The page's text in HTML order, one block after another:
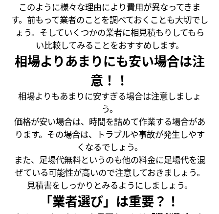
このように様々な理由により費用が異なってきま
す。前もって業者のことを調べておくことも大切でし
ょう。そしていくつかの業者に相見積もりしてもら
い比較してみることをおすすめします。
相場よりあまりにも安い場合は注
意！！
相場よりもあまりに安すぎる場合は注意しましょ
う。
価格が安い場合は、時間を詰めて作業する場合があ
ります。その場合は、トラブルや事故が発生しやす
くなるでしょう。
また、足場代無料というのも他の料金に足場代を混
ぜている可能性が高いので注意しておきましょう。
見積書をしっかりとみるようにしましょう。
「業者選び」は重要？！